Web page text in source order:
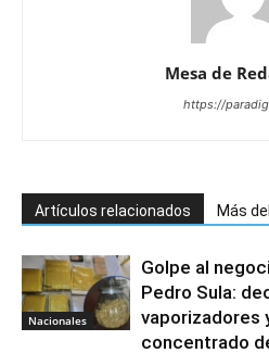
Mesa de
https://
Artículos relacionados Más
Nacionales
Golpe al
Pedro Sula:
vaporizadores
concentrado